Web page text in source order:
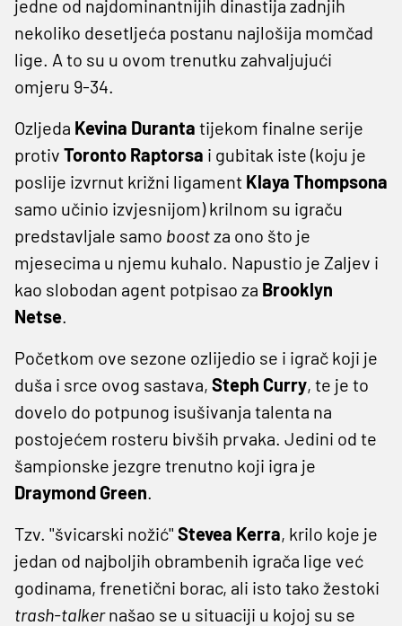
jedne od najdominantnijih dinastija zadnjih
nekoliko desetljeća postanu najlošija momčad
lige. A to su u ovom trenutku zahvaljujući
omjeru 9-34.
Ozljeda Kevina Duranta tijekom finalne serije
protiv Toronto Raptorsa i gubitak iste (koju je
poslije izvrnut križni ligament Klaya Thompsona
samo učinio izvjesnijom) krilnom su igraču
predstavljale samo boostza ono što je
mjesecima u njemu kuhalo. Napustio je Zaljev i
kao slobodan agent potpisao za Brooklyn
Netse.
Početkom ove sezone ozlijedio se i igrač koji je
duša i srce ovog sastava, Steph Curry, te je to
dovelo do potpunog isušivanja talenta na
postojećem rosteru bivših prvaka. Jedini od te
šampionske jezgre trenutno koji igra je
Draymond Green.
Tzv. ''švicarski nožić'' Stevea Kerra, krilo koje je
jedan od najboljih obrambenih igrača lige već
godinama, frenetični borac, ali isto tako žestoki
trash-talkernašao se u situaciji u kojoj su se